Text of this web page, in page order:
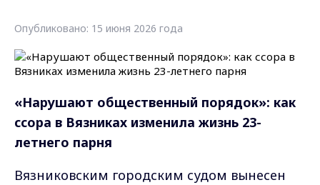
Опубликовано: 15 июня 2026 года
«Нарушают общественный порядок»: как
ссора в Вязниках изменила жизнь 23-
летнего парня
Вязниковским городским судом вынесен